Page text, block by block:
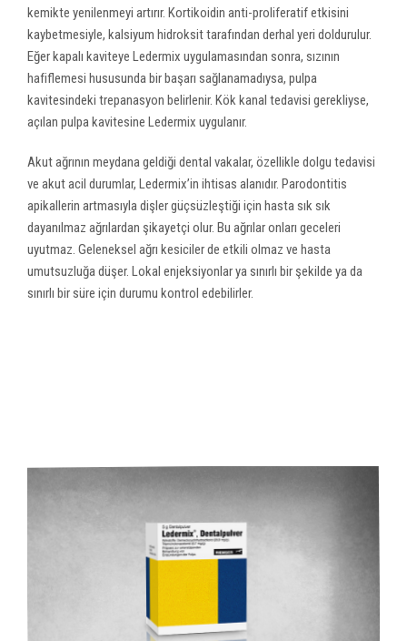
kemikte yenilenmeyi artırır. Kortikoidin anti-proliferatif etkisini
kaybetmesiyle, kalsiyum hidroksit tarafından derhal yeri doldurulur.
Eğer kapalı kaviteye Ledermix uygulamasından sonra, sızının
hafiflemesi hususunda bir başarı sağlanamadıysa, pulpa
kavitesindeki trepanasyon belirlenir. Kök kanal tedavisi gerekliyse,
açılan pulpa kavitesine Ledermix uygulanır.
Akut ağrının meydana geldiği dental vakalar, özellikle dolgu tedavisi
ve akut acil durumlar, Ledermix’in ihtisas alanıdır. Parodontitis
apikallerin artmasıyla dişler güçsüzleştiği için hasta sık sık
dayanılmaz ağrılardan şikayetçi olur. Bu ağrılar onları geceleri
uyutmaz. Geleneksel ağrı kesiciler de etkili olmaz ve hasta
umutsuzluğa düşer. Lokal enjeksiyonlar ya sınırlı bir şekilde ya da
sınırlı bir süre için durumu kontrol edebilirler.